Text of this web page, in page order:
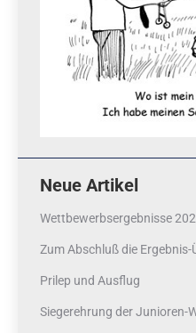
Neue Artikel
Wettbewerbsergebnisse
Zum Abschluß die Ergebnis-
Prilep und Ausflug
Siegerehrung der Junioren-